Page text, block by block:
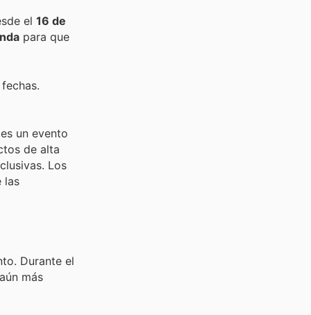
el 16 de
para que
un evento
de alta
Los
las
Durante el
más